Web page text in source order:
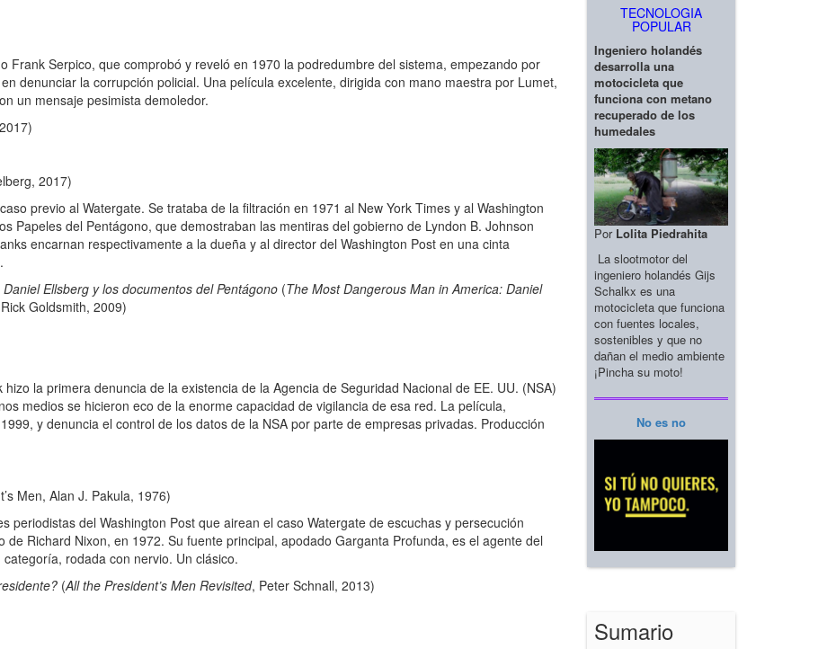
Serpico, que comprobó y reveló en 1970 la podredumbre del sistema, empezando por
denunciar la corrupción policial. Una película excelente, dirigida con mano maestra por Lumet,
un mensaje pesimista demoledor.
2017)
previo al Watergate. Se trataba de la filtración en 1971 al New York Times y al Washington
Papeles del Pentágono, que demostraban las mentiras del gobierno de Lyndon B. Johnson
encarnan respectivamente a la dueña y al director del Washington Post en una cinta
Ellsberg y los documentos del Pentágono (The Most Dangerous Man in America: Daniel
Goldsmith, 2009)
la primera denuncia de la existencia de la Agencia de Seguridad Nacional de EE. UU. (NSA)
medios se hicieron eco de la enorme capacidad de vigilancia de esa red. La película,
y denuncia el control de los datos de la NSA por parte de empresas privadas. Producción
Men, Alan J. Pakula, 1976)
del Washington Post que airean el caso Watergate de escuchas y persecución
Richard Nixon, en 1972. Su fuente principal, apodado Garganta Profunda, es el agente del
rodada con nervio. Un clásico.
(All the President’s Men Revisited, Peter Schnall, 2013)
TECNOLOGIA
POPULAR
Ingeniero holandés
desarrolla una
motocicleta que
funciona con metano
recuperado de los
humedales
Por Lolita Piedrahita
La slootmotor del
ingeniero holandés Gijs
Schalkx es una
motocicleta que funciona
con fuentes locales,
sostenibles y que no
dañan el medio ambiente
¡Pincha su moto!
No es no
Sumario